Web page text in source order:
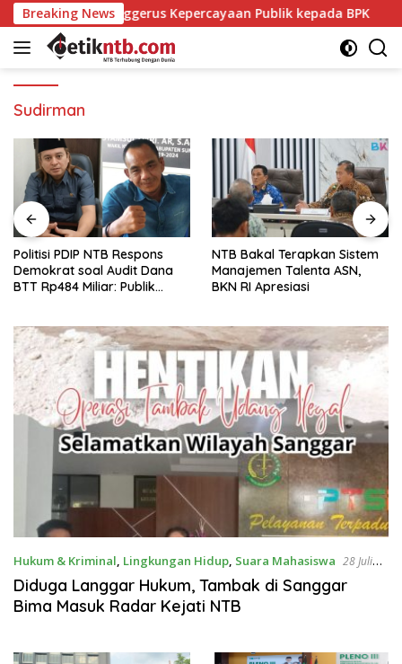
Langsung
ke
konten
Breaking News
Menggerus Kepercayaan Publik kepada BPK
Sudirman
Politisi PDIP NTB Respons
Demokrat soal Audit Dana
BTT Rp484 Miliar: Publik
NTB Bakal Terapkan Sistem
Manajemen Talenta ASN,
BKN RI Apresiasi
Hukum & Kriminal, Lingkungan Hidup, Suara Mahasiswa 28 Juli
2025
Diduga Langgar Hukum, Tambak di Sanggar
Bima Masuk Radar Kejati NTB